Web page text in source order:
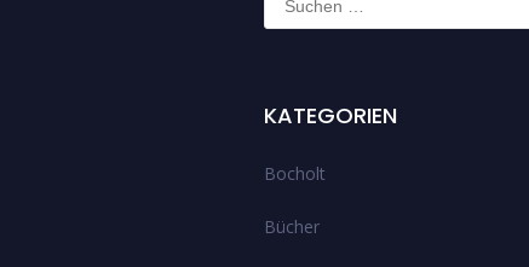
nach:
KATEGORIEN
Bocholt
Bücher